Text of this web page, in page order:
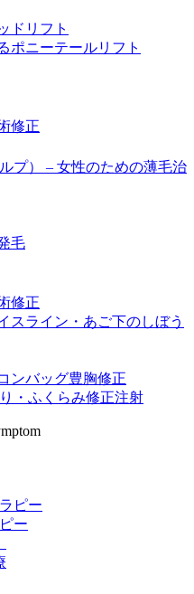
ドリフト
ポニーテールリフト
修正
プ） – 女性のための薄毛治
毛
修正
スライン・あご下のしぼう
ンバッグ豊胸修正
・ふくらみ修正注射
ピー
ー